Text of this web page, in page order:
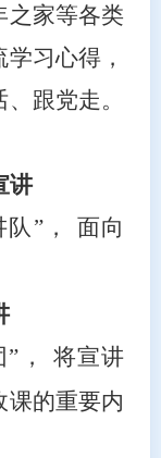
之家等各类
习心得，
跟党走。
讲
”，
面向
，
将宣讲
课的重要内